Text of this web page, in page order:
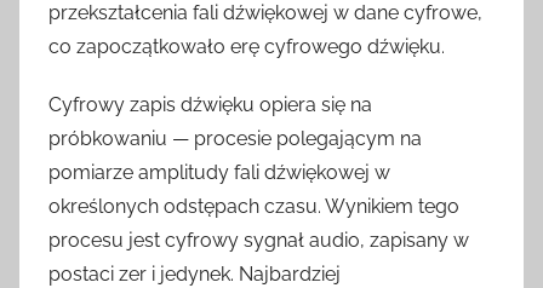
przekształcenia fali dźwiękowej w dane cyfrowe,
co zapoczątkowało erę cyfrowego dźwięku.
Cyfrowy zapis dźwięku opiera się na
próbkowaniu — procesie polegającym na
pomiarze amplitudy fali dźwiękowej w
określonych odstępach czasu. Wynikiem tego
procesu jest cyfrowy sygnał audio, zapisany w
postaci zer i jedynek. Najbardziej